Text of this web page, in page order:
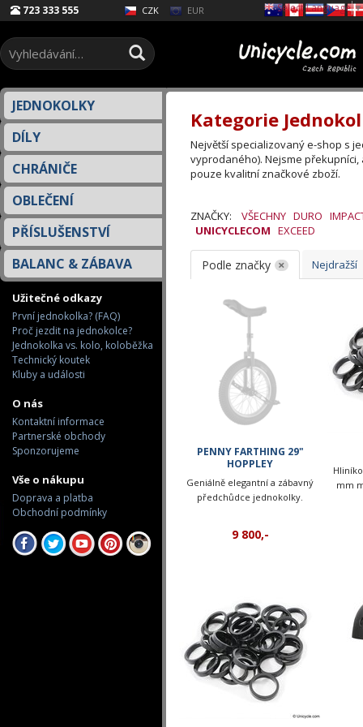
723 333 555 CZK EUR
JEDNOKOLKY
DÍLY
CHRÁNIČE
OBLEČENÍ
PŘÍSLUŠENSTVÍ
BALANC & ZÁBAVA
Užitečné odkazy
První jednokolka? (FAQ)
Proč jezdit na jednokolce?
Jednokolka vs. kolo, koloběžka
Technický koutek
Kluby a události
O nás
Kontaktní informace
Partnerské obchody
Sponzorujeme
Vše o nákupu
Doprava a platba
Obchodní podmínky
Kategorie
Největší specializovaný e-shop s
vyprodaného). Nejsme
pouze kvalitní značkové zboží.
ZNAČKY: VŠECHNY DURO
UNICYCLECOM EXCEED
Podle značky Nejdražší
PENNY FARTHING 29"
HOPPLEY
Geniálně elegantní a zábavný
předchůdce jednokolky.
9 800,-
mm
Select Language▼